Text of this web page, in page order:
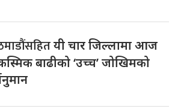
यी चार जिल्लामा आज
बाढीको ‘उच्च’ जोखिमको